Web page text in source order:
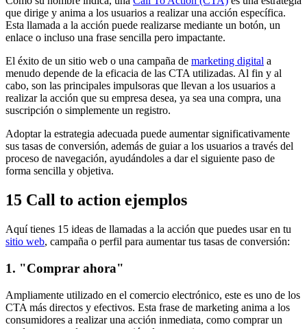
que dirige y anima a los usuarios a realizar una acción específica.
Esta llamada a la acción puede realizarse mediante un botón, un
enlace o incluso una frase sencilla pero impactante.
El éxito de un sitio web o una campaña de marketing digital a
menudo depende de la eficacia de las CTA utilizadas. Al fin y al
cabo, son las principales impulsoras que llevan a los usuarios a
realizar la acción que su empresa desea, ya sea una compra, una
suscripción o simplemente un registro.
Adoptar la estrategia adecuada puede aumentar significativamente
sus tasas de conversión, además de guiar a los usuarios a través del
proceso de navegación, ayudándoles a dar el siguiente paso de
forma sencilla y objetiva.
15 Call to action ejemplos
Aquí tienes 15 ideas de llamadas a la acción que puedes usar en tu
sitio web, campaña o perfil para aumentar tus tasas de conversión:
1. "Comprar ahora"
Ampliamente utilizado en el comercio electrónico, este es uno de los
CTA más directos y efectivos. Esta frase de marketing anima a los
consumidores a realizar una acción inmediata, como comprar un